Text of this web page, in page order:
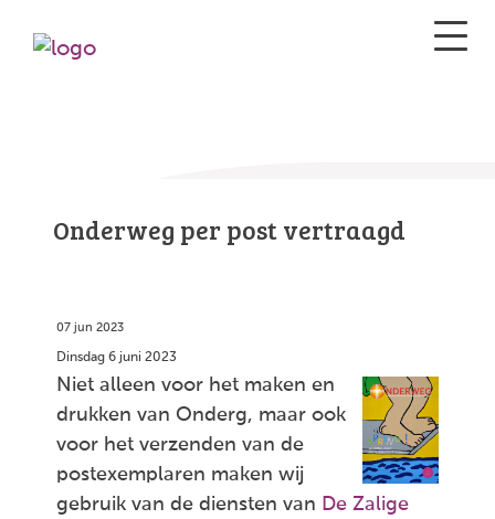
Onderweg per post vertraagd
07 jun 2023
Dinsdag 6 juni 2023
Niet alleen voor het maken en
drukken van Onderg, maar ook
voor het verzenden van de
postexemplaren maken wij
gebruik van de diensten van De Zalige